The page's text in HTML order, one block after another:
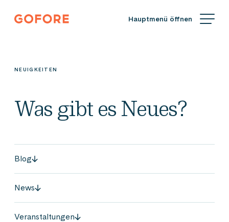
Zum
Inhalt
Gofore
in
NEUIGKEITEN
Was gibt es Neues?
Blog
News
Veranstaltungen